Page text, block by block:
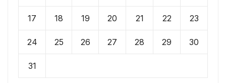
17 18 19 20 21 22 23
24 25 26 27 28 29 30
31